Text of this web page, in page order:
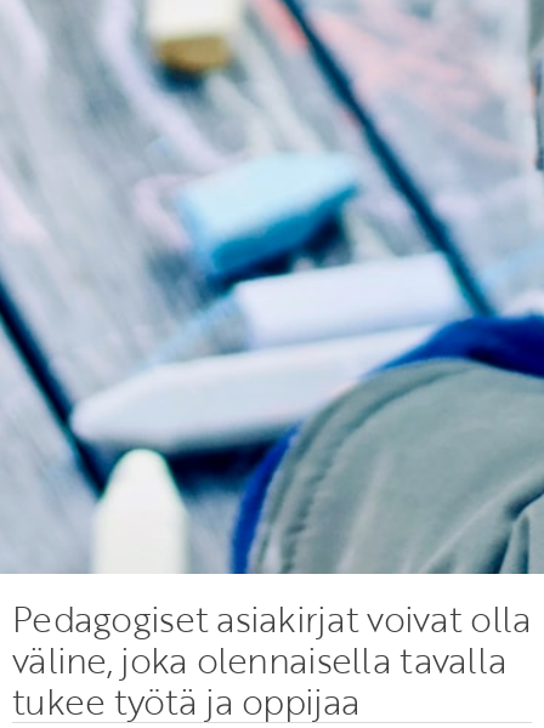
Pedagogiset asiakirjat voivat olla
väline, joka olennaisella tavalla
tukee työtä ja oppijaa